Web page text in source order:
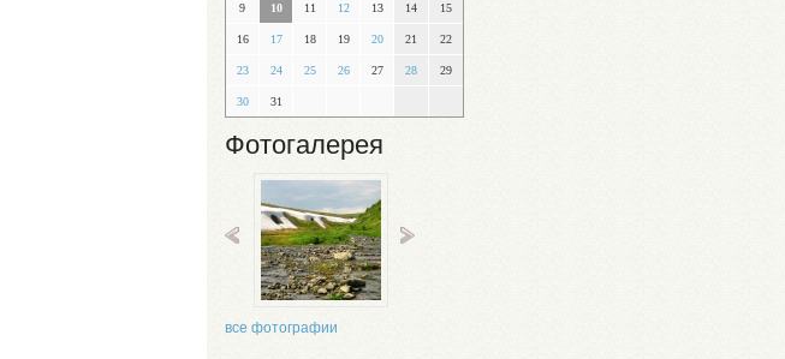
9 10 11 12 13 14 15
16 17 18 19 20 21 22
23 24 25 26 27 28 29
30 31
Фотогалерея
все фотографии